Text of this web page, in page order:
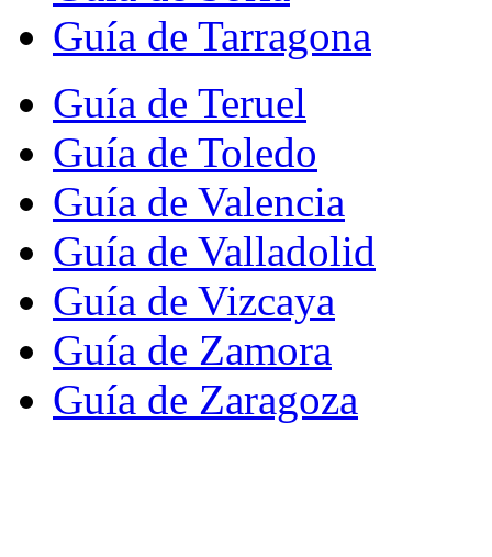
Guía de Tarragona
Guía de Teruel
Guía de Toledo
Guía de Valencia
Guía de Valladolid
Guía de Vizcaya
Guía de Zamora
Guía de Zaragoza